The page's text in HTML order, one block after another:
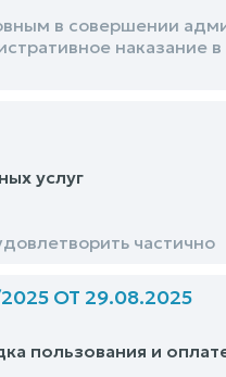
в совершении
наказание
услуг
частично
ОТ 29.08.2025
пользования и